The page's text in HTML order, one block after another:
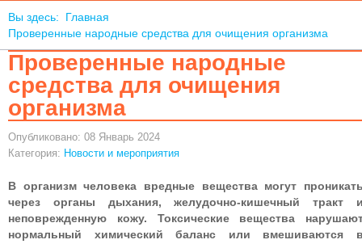
Вы здесь: Главная
Проверенные народные средства для очищения организма
Проверенные народные
средства для очищения
организма
Опубликовано: 08 Январь 2024
Категория: Новости и мероприятия
В организм человека вредные вещества могут
через органы дыхания, желудочно-кишечный тракт
неповрежденную кожу. Токсические вещества
нормальный химический баланс или вмешиваются